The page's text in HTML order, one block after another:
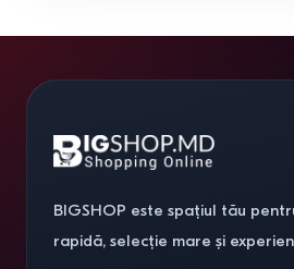
BIGSHOP este spațiul tău
rapidă, selecție mare și